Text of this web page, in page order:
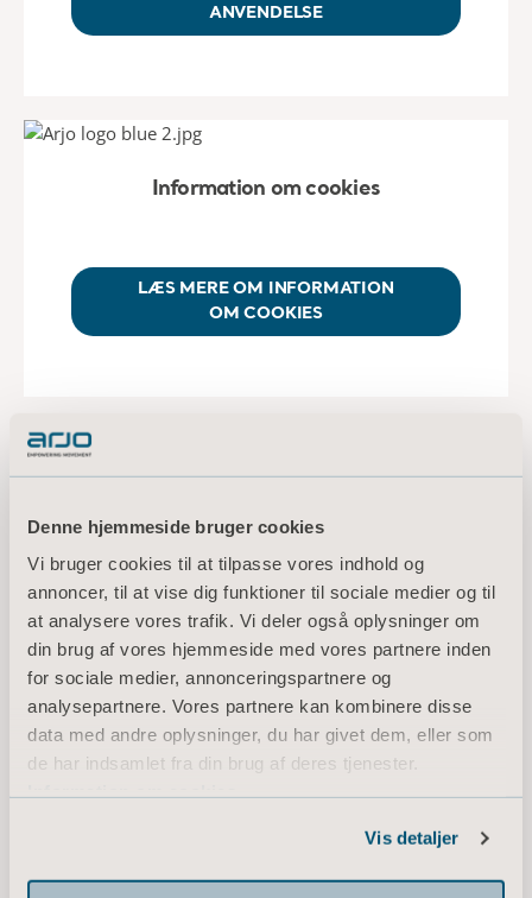
Denne hjemmeside bruger cookies
Vi bruger cookies til at tilpasse vores indhold og
annoncer, til at vise dig funktioner til sociale medier og til
at analysere vores trafik. Vi deler også oplysninger om
din brug af vores hjemmeside med vores partnere inden
for sociale medier, annonceringspartnere og
analysepartnere. Vores partnere kan kombinere disse
data med andre oplysninger, du har givet dem, eller som
de har indsamlet fra din brug af deres tjenester.
Vis detaljer
ANVENDELSE
Information om cookies
LÆS MERE OM INFORMATION
OM COOKIES
Arjo is a market-leading supplier of medical
devices and solutions that improve quality of
life for people with reduced mobility and age-
related health challenges. Our intellectual
property rights are enabling access to our
medical technologies and solutions across the
earth.
READ MORE